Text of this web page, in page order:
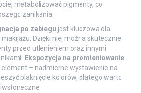
metabolizować pigmenty, co
zanikania.
po zabiegu jest kluczowa dla
Dzięki niej można skutecznie
przed utlenieniem oraz innymi
Ekspozycja na promieniowanie
– nadmierne wystawienie na
blaknięcie kolorów, dlatego warto